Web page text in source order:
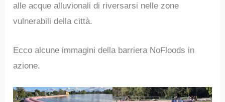
alle acque alluvionali di riversarsi nelle zone
vulnerabili della città.
Ecco alcune immagini della barriera NoFloods in
azione.